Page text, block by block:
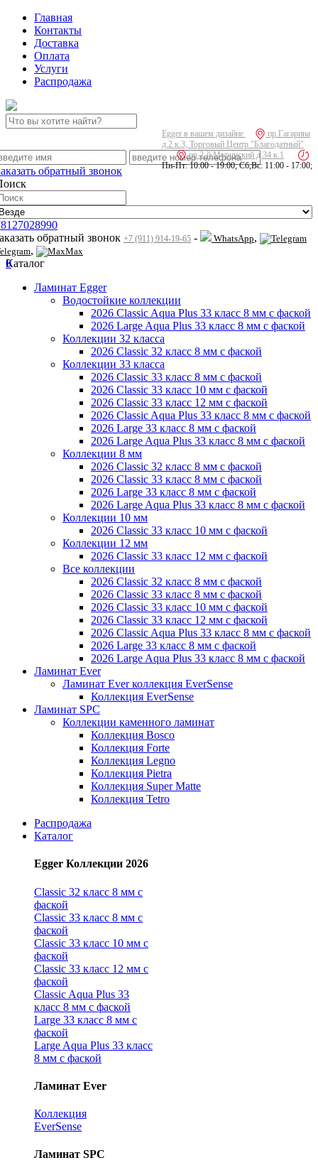
Главная
Контакты
Доставка
Оплата
Услуги
Распродажа
Egger в вашем дизайне
пр.Гагарина
д.2 к.3, Торговый Центр "Благодатный"
пр.2-й Муринский д.34 к.1
Пн-Пт: 10:00 - 19:00; Сб,Вс: 11:00 - 17:00;
обратный звонок
обратный звонок +7 (911) 914-19-65 - WhatsApp,
, Max
0
Каталог
Ламинат Egger
Водостойкие коллекции
2026 Classic Aqua Plus 33 класс 8 мм с фаской
2026 Large Aqua Plus 33 класс 8 мм с фаской
Коллекции 32 класса
2026 Classic 32 класс 8 мм с фаской
Коллекции 33 класса
2026 Classic 33 класс 8 мм с фаской
2026 Classic 33 класс 10 мм с фаской
2026 Classic 33 класс 12 мм с фаской
2026 Classic Aqua Plus 33 класс 8 мм с фаской
2026 Large 33 класс 8 мм с фаской
2026 Large Aqua Plus 33 класс 8 мм с фаской
Коллекции 8 мм
2026 Classic 32 класс 8 мм с фаской
2026 Classic 33 класс 8 мм с фаской
2026 Large 33 класс 8 мм с фаской
2026 Large Aqua Plus 33 класс 8 мм с фаской
Коллекции 10 мм
2026 Classic 33 класс 10 мм с фаской
Коллекции 12 мм
2026 Classic 33 класс 12 мм с фаской
Все коллекции
2026 Classic 32 класс 8 мм с фаской
2026 Classic 33 класс 8 мм с фаской
2026 Classic 33 класс 10 мм с фаской
2026 Classic 33 класс 12 мм с фаской
2026 Classic Aqua Plus 33 класс 8 мм с фаской
2026 Large 33 класс 8 мм с фаской
2026 Large Aqua Plus 33 класс 8 мм с фаской
Ламинат Ever
Ламинат Ever коллекция EverSense
Коллекция EverSense
Ламинат SPC
Коллекции каменного ламинат
Коллекция Bosco
Коллекция Forte
Коллекция Legno
Коллекция Pietra
Коллекция Super Matte
Коллекция Tetro
Распродажа
Каталог
Egger Коллекции 2026
Classic 32 класс 8 мм с
фаской
Classic 33 класс 8 мм с
фаской
Classic 33 класс 10 мм с
фаской
Classic 33 класс 12 мм с
фаской
Classic Aqua Plus 33
класс 8 мм с фаской
Large 33 класс 8 мм с
фаской
Large Aqua Plus 33 класс
8 мм с фаской
Ламинат Ever
Коллекция
EverSense
Ламинат SPC